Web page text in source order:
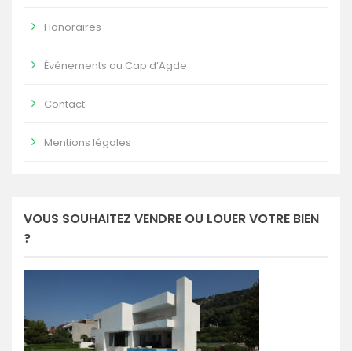
Honoraires
Événements au Cap d’Agde
Contact
Mentions légales
VOUS SOUHAITEZ VENDRE OU LOUER VOTRE BIEN
?